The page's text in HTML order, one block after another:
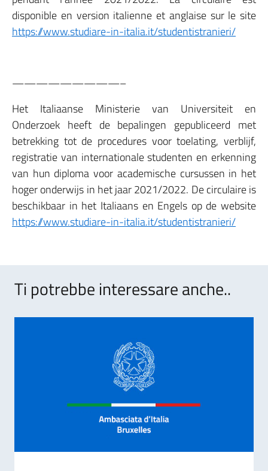
disponible en version italienne et anglaise sur le site
https://www.studiare-in-italia.it/studentistranieri/
—————————–
Het Italiaanse Ministerie van Universiteit en
Onderzoek heeft de bepalingen gepubliceerd met
betrekking tot de procedures voor toelating, verblijf,
registratie van internationale studenten en erkenning
van hun diploma voor academische cursussen in het
hoger onderwijs in het jaar 2021/2022. De circulaire is
beschikbaar in het Italiaans en Engels op de website
https://www.studiare-in-italia.it/studentistranieri/
Ti potrebbe interessare anche..